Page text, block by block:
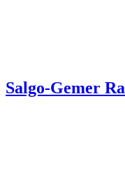
Salgo-Gemer